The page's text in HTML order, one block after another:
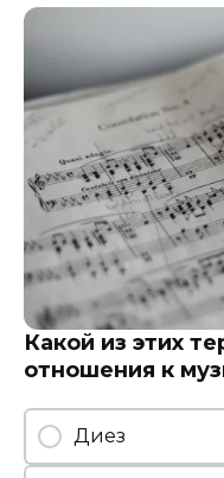
Какой из этих
отношения к
Диез